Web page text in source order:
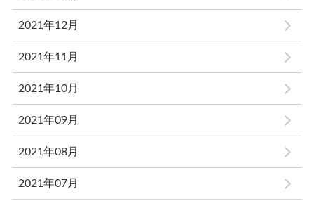
2021年12月
2021年11月
2021年10月
2021年09月
2021年08月
2021年07月